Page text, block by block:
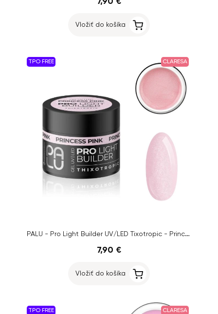
Vložiť do košíka
TPO FREE CLARESA
PALU - Pro Light Builder UV/LED Tixotropic - Princess Pink, 12g
7,90 €
Vložiť do košíka
TPO FREE CLARESA